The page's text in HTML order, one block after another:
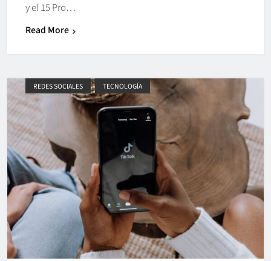
y el 15 Pro…
Read More
REDES SOCIALES TECNOLOGÍA